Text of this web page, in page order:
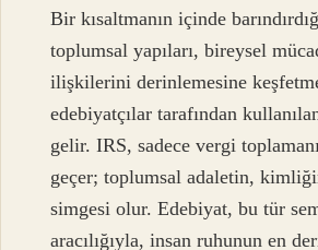
Bir kısaltmanın içinde
toplumsal yapıları, bireysel
ilişkilerini derinlemesine
edebiyatçılar tarafından
gelir. IRS, sadece vergi
geçer; toplumsal adaletin,
simgesi olur. Edebiyat, bu tür
aracılığıyla, insan ruhunun en